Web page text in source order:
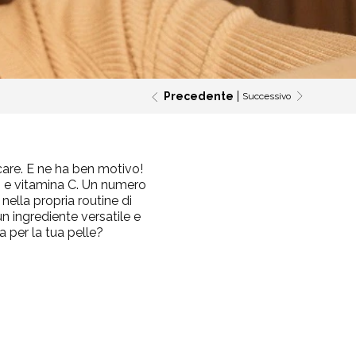
Precedente Successivo
E ne ha ben motivo!
vitamina C. Un numero
propria routine di
ingrediente versatile e
per la tua pelle?